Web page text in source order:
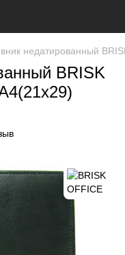
недатированный
BRISK